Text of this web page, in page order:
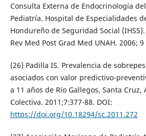
Consulta Externa de Endocrinología
Pediatría. Hospital de Especialidades
Hondureño de Seguridad Social
Rev Med Post Grad Med UNAH. 2006;
(26) Padilla IS. Prevalencia de
asociados con valor predictivo-
a 11 años de Río Gallegos, Santa
Colectiva. 2011;7:377-88. DOI:
https://doi.org/10.18294/sc.2011.272